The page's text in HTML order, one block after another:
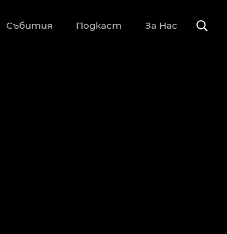
Събития Подкаст За Нас